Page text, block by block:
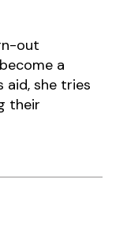
out
a
aid, she tries
their